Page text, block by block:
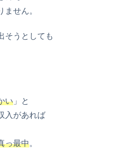
ません。
そうとしても
い 」と
入があれば
っ最中。